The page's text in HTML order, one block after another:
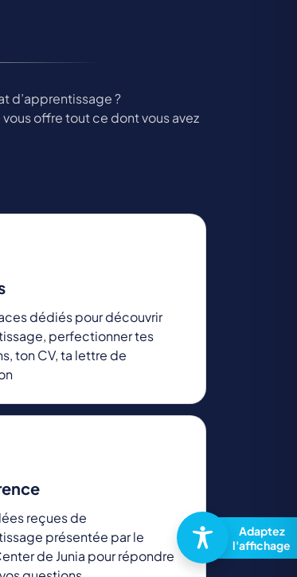
d’apprentissage ?
offre tout ce dont vous avez
dédiés pour découvrir
perfectionner tes
ton CV, ta lettre de
reçues de
présentée par le
de Junia pour répondre